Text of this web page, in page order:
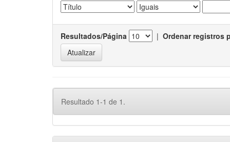
Resultados/Página | Ordenar registros
Resultado 1-1 de 1.